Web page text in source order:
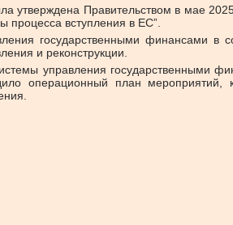
утверждена Правительством в мае
процесса вступления в ЕС”.
государственными финансами в
и реконструкции.
управления государственными
операционный план мероприятий,